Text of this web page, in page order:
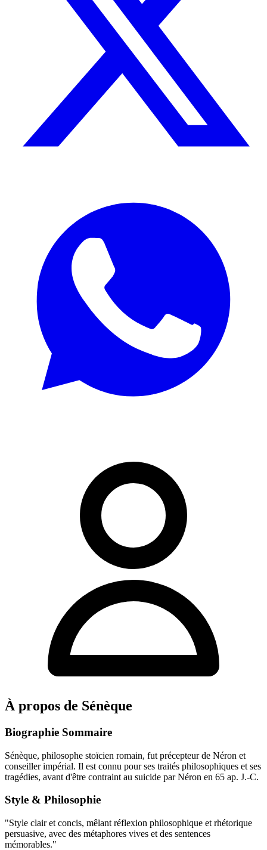
À propos de Sénèque
Biographie Sommaire
Sénèque, philosophe stoïcien romain, fut précepteur de Néron et
conseiller impérial. Il est connu pour ses traités philosophiques et ses
tragédies, avant d'être contraint au suicide par Néron en 65 ap. J.-C.
Style & Philosophie
"Style clair et concis, mêlant réflexion philosophique et rhétorique
persuasive, avec des métaphores vives et des sentences
mémorables."